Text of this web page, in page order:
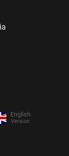
English
Version